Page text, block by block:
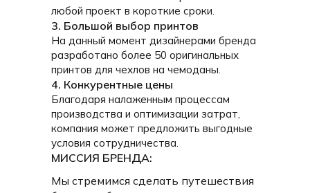
ПРИ РАЗРАБОТКЕ ЧЕХЛОВ БЫЛИ УЧТЕНЫ ВСЕ
ПОТРЕБНОСТИ ПУТЕШЕСТВЕННИКОВ:
любой проект в короткие сроки.
3. Большой выбор принтов
На данный момент дизайнерами бренда
разработано более 50 оригинальных
принтов для чехлов на чемоданы.
4. Конкурентные цены
Благодаря налаженным процессам
производства и оптимизации затрат,
компания может предложить выгодные
условия сотрудничества.
МИССИЯ БРЕНДА:
Мы стремимся сделать путешествия